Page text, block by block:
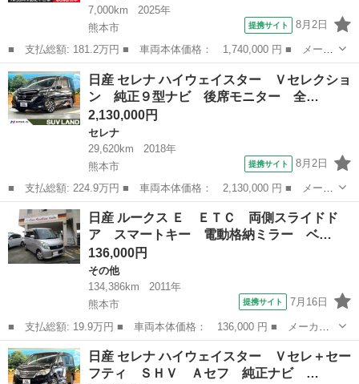
7,000km
2025年
熊本市
提携サイト 8月2日
■ 支払総額: 181.2万円 ■ 車両本体価格： 1,740,000 円 ■ メーカ
ー名： 日産 ■ 車種名： サクラ ■ グレード名： Ｘ 前後ドラ
レコ アラウンドビューモニター デ Ｂモニター イモビライザ
ー レーン...
熊本 熊本市 日産
日産 セレナ ハイウェイスター Ｖセレクショ
ン 純正９型ナビ 後席モニター 全…
2,130,000円
セレナ
29,620km
2018年
熊本市
提携サイト 8月2日
■ 支払総額: 224.9万円 ■ 車両本体価格： 2,130,000 円 ■ メーカ
ー名： 日産 ■ 車種名： セレナ ■ グレード名： ハイウェイス
ター Ｖセレクション 純正９型ナビ 後席モニター 全周囲カメ
ラ セーフ...
熊本 熊本市 セレナ
日産 ルークス Ｅ ＥＴＣ 両側スライドド
ア スマートキー 電動格納ミラー ベ…
136,000円
その他
134,386km
2011年
熊本市
提携サイト 7月16日
■ 支払総額: 19.9万円 ■ 車両本体価格： 136,000 円 ■ メーカー
名： 日産 ■ 車種名： ルークス ■ グレード名： Ｅ ＥＴＣ
両側スライドドア スマートキー 電動格納ミラー ベンチシート
ＣＶＴ 盗難...
熊本 熊本市 その他
日産 セレナ ハイウェイスター Ｖセレ＋セー
フティ ＳＨＶ Ａセフ 純正ナビ …